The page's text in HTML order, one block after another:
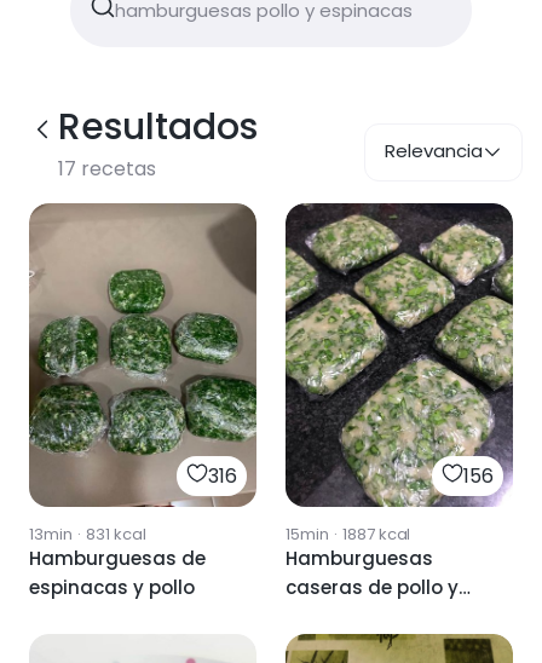
Resultados
17 recetas
Relevancia
316
13min · 831 kcal
Hamburguesas de
espinacas y pollo
156
15min · 1887kcal
Hamburguesas
caseras de pollo y